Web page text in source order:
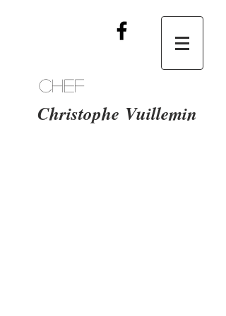
Chef
Christophe Vuillemin